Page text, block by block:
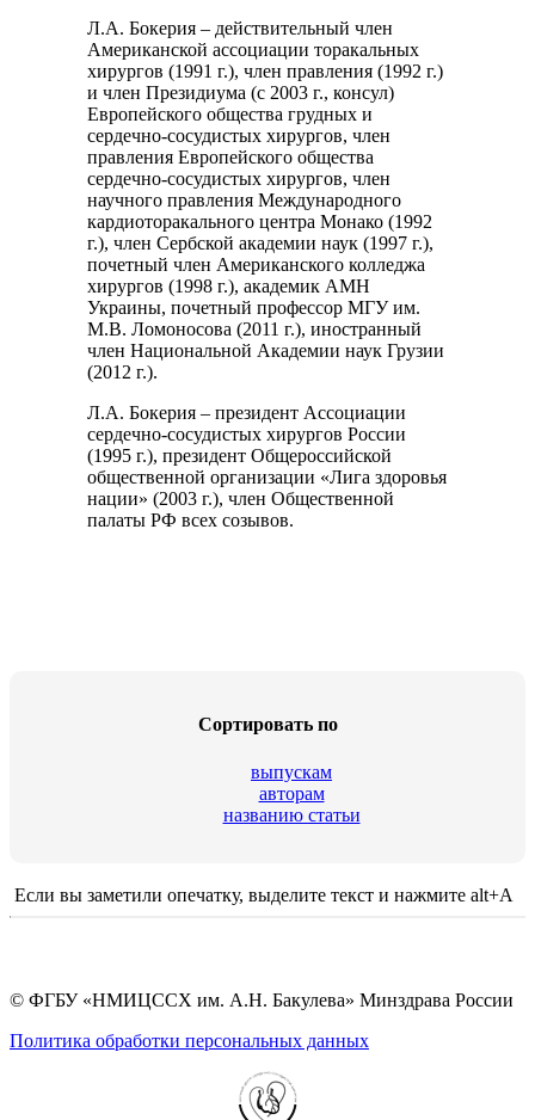
Л.А. Бокерия – действительный член
Американской ассоциации торакальных
хирургов (1991 г.), член правления (1992 г.)
и член Президиума (с 2003 г., консул)
Европейского общества грудных и
сердечно-сосудистых хирургов, член
правления Европейского общества
сердечно-сосудистых хирургов, член
научного правления Международного
кардиоторакального центра Монако (1992
г.), член Сербской академии наук (1997 г.),
почетный член Американского колледжа
хирургов (1998 г.), академик АМН
Украины, почетный профессор МГУ им.
М.В. Ломоносова (2011 г.), иностранный
член Национальной Академии наук Грузии
(2012 г.).
Л.А. Бокерия – президент Ассоциации
сердечно-сосудистых хирургов России
(1995 г.), президент Общероссийской
общественной организации «Лига здоровья
нации» (2003 г.), член Общественной
палаты РФ всех созывов.
Сортировать по
выпускам
авторам
названию статьи
Если вы заметили опечатку, выделите текст и нажмите alt+A
© ФГБУ «НМИЦССХ им. А.Н. Бакулева» Минздрава России
Политика обработки персональных данных